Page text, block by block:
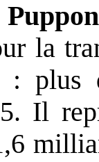
la
: plus
Il